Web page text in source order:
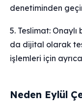
denetiminden
5. Teslimat:
da dijital olarak
işlemleri için
Neden Eylül